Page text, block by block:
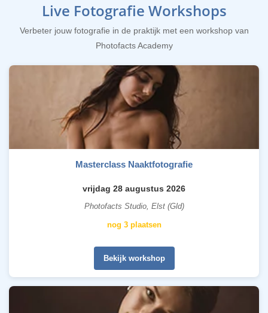
Live Fotografie Workshops
Verbeter jouw fotografie in de praktijk met een workshop van
Photofacts Academy
Masterclass Naaktfotografie
vrijdag 28 augustus 2026
Photofacts Studio, Elst (Gld)
nog 3 plaatsen
Bekijk workshop